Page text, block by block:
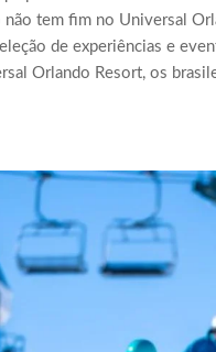
não tem fim no Universal
de experiências e
Orlando Resort, os